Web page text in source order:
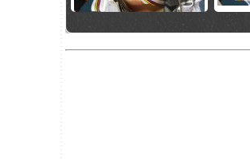
settore femminile austriaco
alle